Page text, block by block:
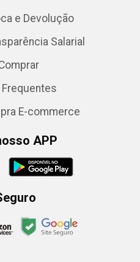
e Devolução
Salarial
E-commerce
APP